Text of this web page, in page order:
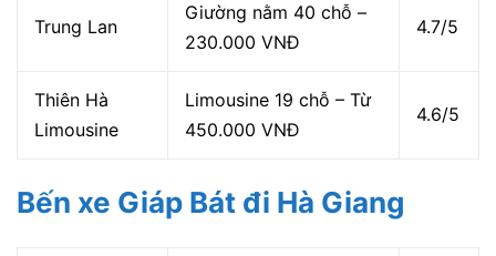
Trung Lan
Giường nằm 40 chỗ –
230.000 VNĐ
4.7/5
Thiên Hà
Limousine
Limousine 19 chỗ – Từ
450.000 VNĐ
4.6/5
Bến xe Giáp Bát đi Hà Giang